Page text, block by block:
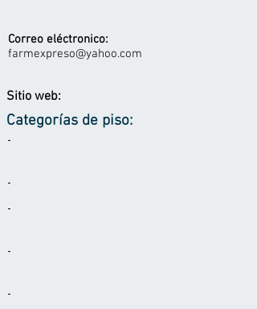
Correo eléctronico:
farmexpreso@yahoo.com
Sitio web:
Categorías de piso:
-
-
-
-
-